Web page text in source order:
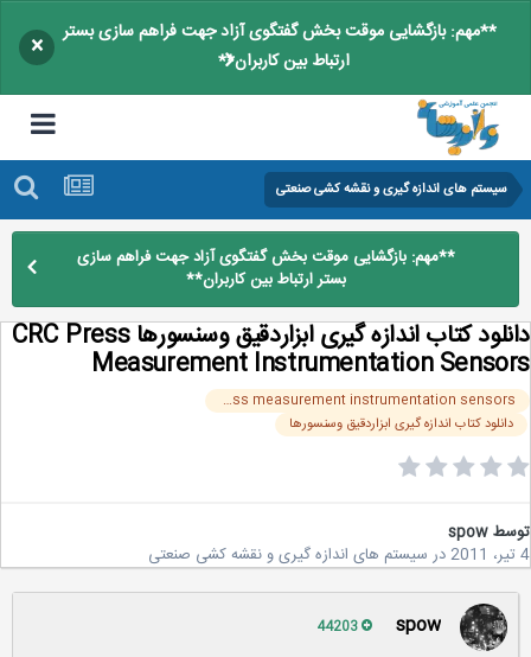
**مهم: بازگشایی موقت بخش گفتگوی آزاد جهت فراهم سازی بستر
ارتباط بین کاربران**
×
سیستم های اندازه گیری و نقشه کشی صنعتی
**مهم: بازگشایی موقت بخش گفتگوی آزاد جهت فراهم سازی
بستر ارتباط بین کاربران**
دانلود کتاب اندازه گیری ابزاردقیق وسنسورها CRC Press
Measurement Instrumentation
crc press measurement instrumentation sensors
دانلود کتاب اندازه گیری ابزاردقیق وسنسورها
spow
درسیستم های اندازه گیری و نقشه کشی صنعتی
spow